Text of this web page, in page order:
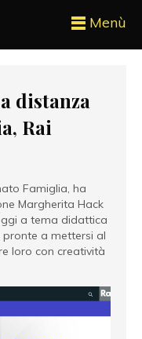
Menù
distanza
Rai
Famiglia, ha
Margherita Hack
a tema didattica
a mettersi al
loro con creatività